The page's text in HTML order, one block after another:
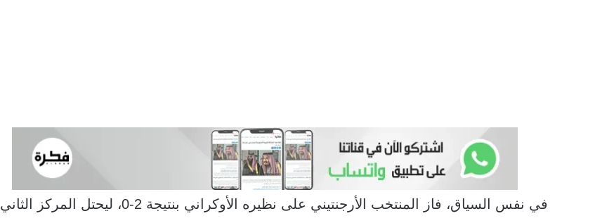
في نفس السياق، فاز المنتخب الأرجنتيني على نظيره الأوكراني بنتيجة 2-0، ليحتل المركز الثاني